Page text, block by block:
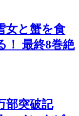
女と蟹を食
！ 最終8巻絶
部突破記